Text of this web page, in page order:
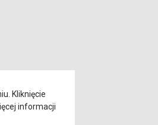
Kliknięcie
informacji